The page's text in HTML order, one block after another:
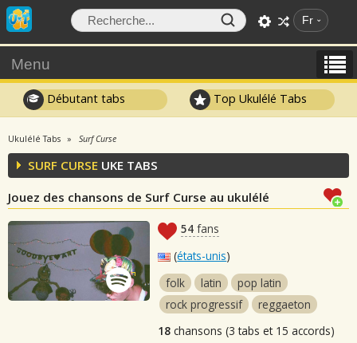
Fr
Menu
Débutant tabs Top Ukulélé Tabs
Ukulélé Tabs Surf Curse
SURF CURSE UKE TABS
Jouez des chansons de Surf Curse au ukulélé
54 fans
(états-unis)
folk
latin
pop latin
rock progressif
reggaeton
18 chansons (3 tabs et 15 accords)